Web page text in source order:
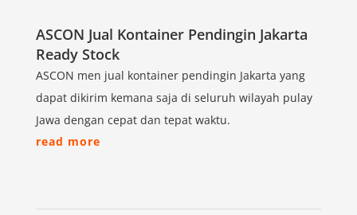
ASCON Jual Kontainer Pendingin Jakarta
Ready Stock
ASCON men jual kontainer pendingin Jakarta yang
dapat dikirim kemana saja di seluruh wilayah pulay
Jawa dengan cepat dan tepat waktu.
read more